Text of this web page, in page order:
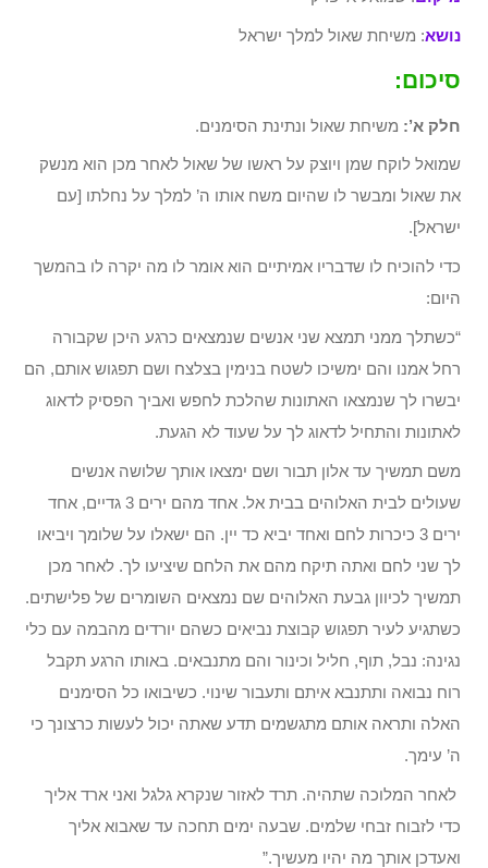
נושא: משיחת שאול למלך ישראל
סיכום:
חלק א’: משיחת שאול ונתינת הסימנים.
שמואל לוקח שמן ויוצק על ראשו של שאול לאחר מכן הוא מנשק
את שאול ומבשר לו שהיום משח אותו ה’ למלך על נחלתו [עם
ישראל].
כדי להוכיח לו שדבריו אמיתיים הוא אומר לו מה יקרה לו בהמשך
היום:
“כשתלך ממני תמצא שני אנשים שנמצאים כרגע היכן שקבורה
רחל אמנו והם ימשיכו לשטח בנימין בצלצח ושם תפגוש אותם, הם
יבשרו לך שנמצאו האתונות שהלכת לחפש ואביך הפסיק לדאוג
לאתונות והתחיל לדאוג לך על שעוד לא הגעת.
משם תמשיך עד אלון תבור ושם ימצאו אותך שלושה אנשים
שעולים לבית האלוהים בבית אל. אחד מהם ירים 3 גדיים, אחד
ירים 3 כיכרות לחם ואחד יביא כד יין. הם ישאלו על שלומך ויביאו
לך שני לחם ואתה תיקח מהם את הלחם שיציעו לך. לאחר מכן
תמשיך לכיוון גבעת האלוהים שם נמצאים השומרים של פלישתים.
כשתגיע לעיר תפגוש קבוצת נביאים כשהם יורדים מהבמה עם כלי
נגינה: נבל, תוף, חליל וכינור והם מתנבאים. באותו הרגע תקבל
רוח נבואה ותתנבא איתם ותעבור שינוי. כשיבואו כל הסימנים
האלה ותראה אותם מתגשמים תדע שאתה יכול לעשות כרצונך כי
ה’ עימך.
לאחר המלוכה שתהיה. תרד לאזור שנקרא גלגל ואני ארד אליך
כדי לזבוח זבחי שלמים. שבעה ימים תחכה עד שאבוא אליך
ואעדכן אותך מה יהיו מעשיך.”